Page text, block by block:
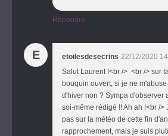
Répondre
E etoilesdesecrins 22/12/2020
Salut Laurent !<br /> <br /> sur
bouquin ouvert, si je ne
d'hiver non ? Sympa d'observer
soi-même rédigé !! Ah ah !<br />
pas sur la météo de cette fin
rapprochement, mais je suis